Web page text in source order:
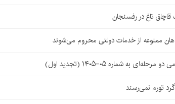
ممنوعه از خدمات دولتی محروم می‌شوند
به شماره ۰۵-۱۴۰۵ (تجدید اول)
گرد تورم نمی‌رسند